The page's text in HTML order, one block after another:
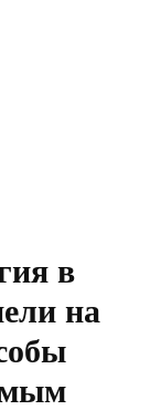
в
на